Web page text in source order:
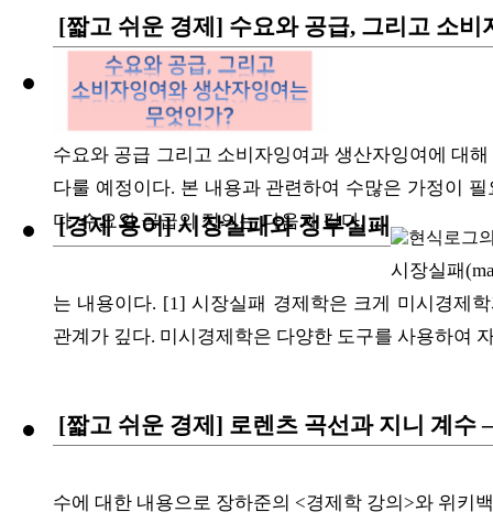
[짧고 쉬운 경제] 수요와 공급, 그리고 소
수요와 공급 그리고 소비자잉여과 생산자잉여에 대
다룰 예정이다. 본 내용과 관련하여 수많은 가정이
다. 수요와 공급의 정의는 다음과 같다. ...
[경제 용어] 시장실패와 정부실패
시장실패
는 내용이다. [1] 시장실패 경제학은 크게 미시경제
관계가 깊다. 미시경제학은 다양한 도구를 사용하여
[짧고 쉬운 경제] 로렌츠 곡선과 지니 계수
수에 대한 내용으로 장하준의 <경제학 강의>와 위키